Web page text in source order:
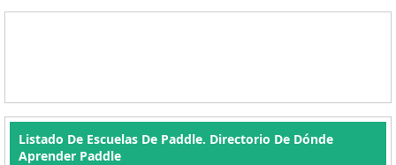
Listado De Escuelas De Paddle. Directorio De Dónde
Aprender Paddle